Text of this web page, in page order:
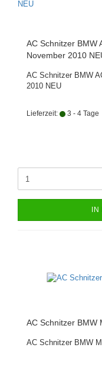
AC Schnitzer BMW
November 2010
AC Schnitzer BMW
2010 NEU
Lieferzeit: 3 - 4 Tage
AC Schnitzer BMW
AC Schnitzer BMW